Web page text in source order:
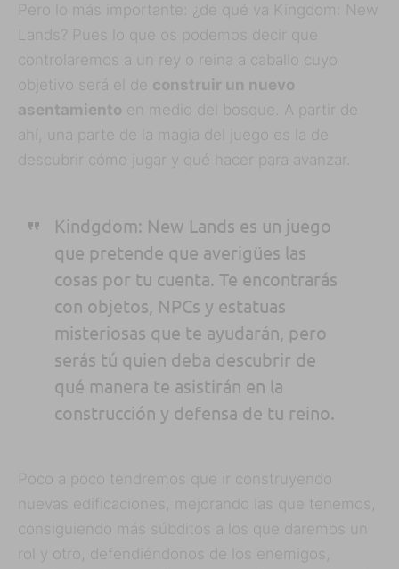
Pero lo más importante: ¿de qué va Kingdom: New
Lands? Pues lo que os podemos decir que
controlaremos a un rey o reina a caballo cuyo
objetivo será el de construir un nuevo
asentamiento en medio del bosque. A partir de
ahí, una parte de la magia del juego es la de
descubrir cómo jugar y qué hacer para avanzar.
Kindgdom: New Lands es un juego
que pretende que averigües las
cosas por tu cuenta. Te encontrarás
con objetos, NPCs y estatuas
misteriosas que te ayudarán, pero
serás tú quien deba descubrir de
qué manera te asistirán en la
construcción y defensa de tu reino.
Poco a poco tendremos que ir construyendo
nuevas edificaciones, mejorando las que tenemos,
consiguiendo más súbditos a los que daremos un
rol y otro, defendiéndonos de los enemigos,